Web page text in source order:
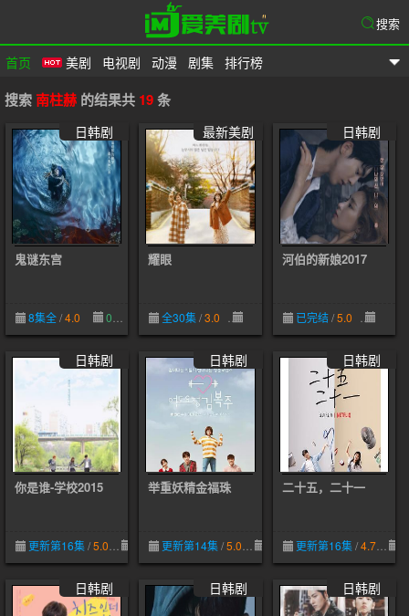
首页 美剧 电视剧 动漫 剧集 排行榜
搜索
搜索 南柱赫 的结果共 19条
日韩剧
鬼谜东宫
8集全/4.0 07-19
最新美剧
耀眼
全30集/3.0
日韩剧
河伯的新娘2017
已完结/5.0
日韩剧
你是谁-学校2015
更新第16集/5.0 05-24
日韩剧
举重妖精金福珠
更新第14集/5.0 05-14
日韩剧
二十五，二十一
更新第16集/4.7
日韩剧 日韩剧 日韩剧